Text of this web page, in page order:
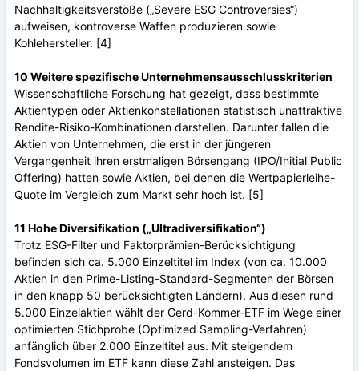
Nachhaltigkeitsverstöße („Severe ESG Controversies“)
aufweisen, kontroverse Waffen produzieren sowie
Kohlehersteller. [4]
10 Weitere spezifische Unternehmensausschlusskriterien
Wissenschaftliche Forschung hat gezeigt, dass bestimmte
Aktientypen oder Aktienkonstellationen statistisch unattraktive
Rendite-Risiko-Kombinationen darstellen. Darunter fallen die
Aktien von Unternehmen, die erst in der jüngeren
Vergangenheit ihren erstmaligen Börsengang (IPO/Initial Public
Offering) hatten sowie Aktien, bei denen die Wertpapierleihe-
Quote im Vergleich zum Markt sehr hoch ist. [5]
11 Hohe Diversifikation („Ultradiversifikation“)
Trotz ESG-Filter und Faktorprämien-Berücksichtigung
befinden sich ca. 5.000 Einzeltitel im Index (von ca. 10.000
Aktien in den Prime-Listing-Standard-Segmenten der Börsen
in den knapp 50 berücksichtigten Ländern). Aus diesen rund
5.000 Einzelaktien wählt der Gerd-Kommer-ETF im Wege einer
optimierten Stichprobe (Optimized Sampling-Verfahren)
anfänglich über 2.000 Einzeltitel aus. Mit steigendem
Fondsvolumen im ETF kann diese Zahl ansteigen. Das